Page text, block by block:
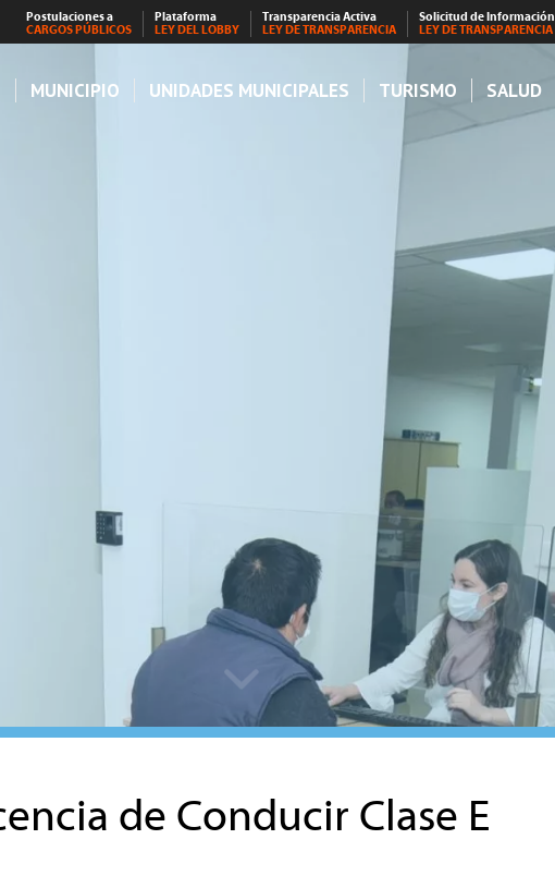
Postulaciones a
CARGOS PÚBLICOS
Plataforma
LEY DEL LOBBY
Transparencia Activa
LEY DE TRANSPARENCIA
Solicitud de Información
LEY DE TRANSPARENCIA
MUNICIPIO UNIDADES MUNICIPALES TURISMO SALUD
de Conducir Clase E